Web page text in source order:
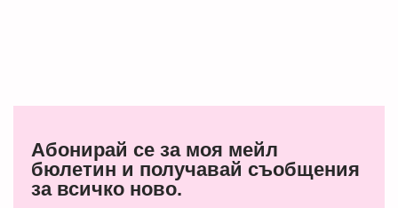
Абонирай се за моя мейл
бюлетин и получавай съобщения
за всичко ново.